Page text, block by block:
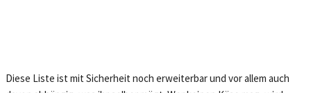
Diese Liste ist mit Sicherheit noch erweiterbar und vor allem auch